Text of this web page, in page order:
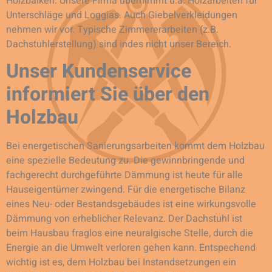
Unterschläge und Loggias. Auch Giebelverkleidungen
nehmen wir vor. Typische Zimmererarbeiten (z.B.
Dachstuhlerstellung) sind indes nicht unser Bereich.
Unser Kundenservice
informiert Sie über den
Holzbau
Bei energetischen Sanierungsarbeiten kommt dem Holzbau
eine spezielle Bedeutung zu. Die gewinnbringende und
fachgerecht durchgeführte Dämmung ist heute für alle
Hauseigentümer zwingend. Für die energetische Bilanz
eines Neu- oder Bestandsgebäudes ist eine wirkungsvolle
Dämmung von erheblicher Relevanz. Der Dachstuhl ist
beim Hausbau fraglos eine neuralgische Stelle, durch die
Energie an die Umwelt verloren gehen kann. Entspechend
wichtig ist es, dem Holzbau bei Instandsetzungen ein